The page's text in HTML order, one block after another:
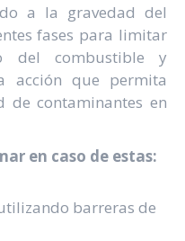
a la gravedad del
fases para limitar
del combustible y
acción que permita
contaminantes en
en caso de estas:
barreras de